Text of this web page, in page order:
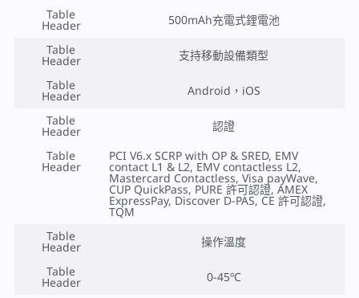
Table
Header
500mAh充電式鋰電池
Table
Header
支持移動設備類型
Table
Header
Android，iOS
Table
Header
認證
Table
Header
PCI V6.x SCRP with OP & SRED, EMV
contact L1 & L2, EMV contactless L2,
Mastercard Contactless, Visa payWave,
CUP QuickPass, PURE 許可認證, AMEX
ExpressPay, Discover D-PAS, CE 許可認證,
TQM
Table
Header
操作溫度
Table
Header
0-45ºC